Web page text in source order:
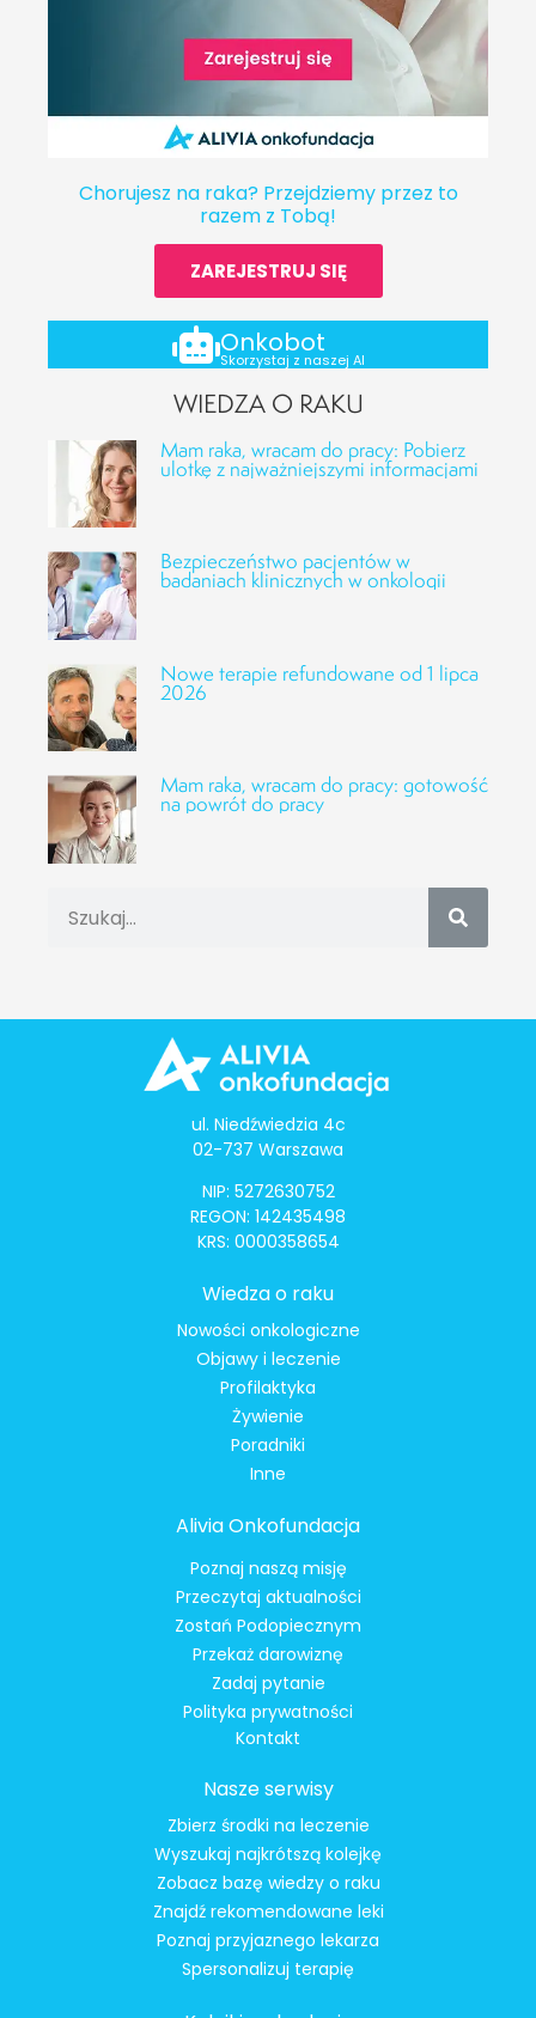
Chorujesz na raka? Przejdziemy przez to
razem z Tobą!
ZAREJESTRUJ SIĘ
Onkobot
Skorzystaj z naszej AI
WIEDZA O RAKU
Mam raka, wracam do pracy: Pobierz
ulotkę z najważniejszymi informacjami
Bezpieczeństwo pacjentów w
badaniach klinicznych w onkologii
Nowe terapie refundowane od 1 lipca
2026
Mam raka, wracam do pracy: gotowość
na powrót do pracy
ul. Niedźwiedzia 4c
02-737 Warszawa
NIP: 5272630752
REGON: 142435498
KRS: 0000358654
Wiedza o raku
Nowości onkologiczne
Objawy i leczenie
Profilaktyka
Żywienie
Poradniki
Inne
Alivia Onkofundacja
Poznaj naszą misję
Przeczytaj aktualności
Zostań Podopiecznym
Przekaż darowiznę
Zadaj pytanie
Polityka prywatności
Kontakt
Nasze serwisy
Zbierz środki na leczenie
Wyszukaj najkrótszą kolejkę
Zobacz bazę wiedzy o raku
Znajdź rekomendowane leki
Poznaj przyjaznego lekarza
Spersonalizuj terapię